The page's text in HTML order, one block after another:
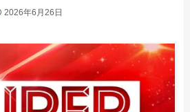
2026年6月26日